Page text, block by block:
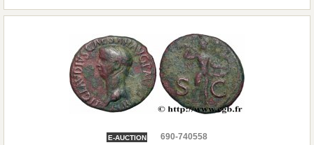
E-AUCTION
690-740558